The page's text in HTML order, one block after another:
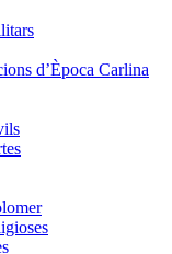
d’Època Carlina